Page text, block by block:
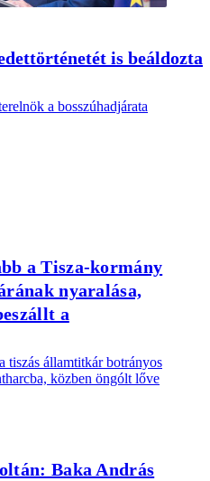
is beáldozta
a bosszúhadjárata
a Tisza-kormány
nyaralása,
a
tiszás államtitkár botrányos
közben öngólt lőve
Baka András